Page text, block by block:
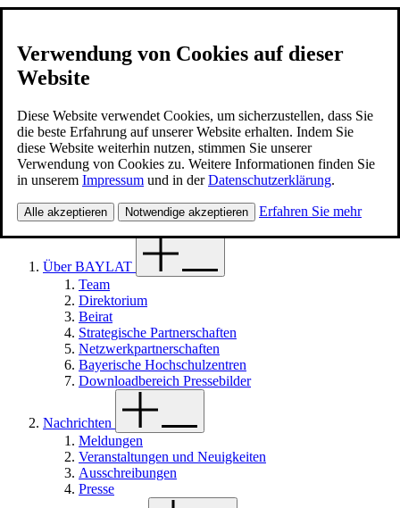
Verwendung von Cookies auf dieser
Website
Diese Website verwendet Cookies, um sicherzustellen, dass Sie
die beste Erfahrung auf unserer Website erhalten. Indem Sie
diese Website weiterhin nutzen, stimmen Sie unserer
Verwendung von Cookies zu. Weitere Informationen finden Sie
in unserem Impressum und in derDatenschutzerklärung.
Alle akzeptieren Notwendige akzeptieren Erfahren Sie mehr
Kontakt
Deutsch
Suche
Suche
Menü
Über BAYLAT
Team
Direktorium
Beirat
Strategische Partnerschaften
Netzwerkpartnerschaften
Bayerische Hochschulzentren
Downloadbereich Pressebilder
Nachrichten
Meldungen
Veranstaltungen und Neuigkeiten
Ausschreibungen
Presse